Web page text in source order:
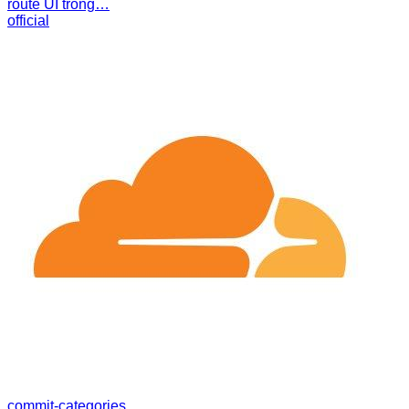
route UI trong…
official
commit-categories